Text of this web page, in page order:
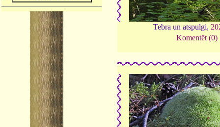
Tebra un atspulgi,
Komentēt (0)